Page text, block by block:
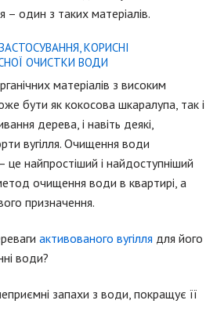
один з таких матеріалів.
КОРИСНІ
ОЧИСТКИ ВОДИ
матеріалів з високим
бути як кокосова шкаралупа, так і
дерева, і навіть деякі,
вугілля. Очищення води
це найпростіший і найдоступніший
очищення води в квартирі, а
призначення.
активованого вугілля для його
води?
запахи з води, покращує її